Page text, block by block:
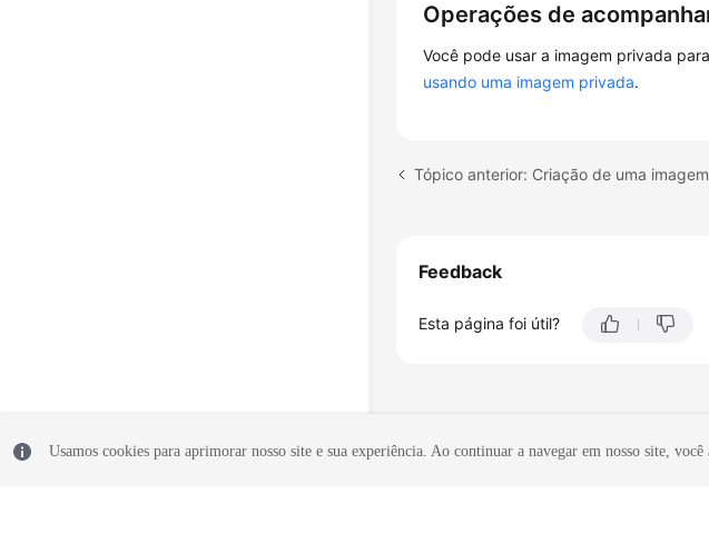
Operações de
Você pode usar a imagem privada
usando uma imagem privada.
Feedback
Esta página foi útil?
Usamos cookies para aprimorar nosso site e sua experiência. Ao continuar a navegar em nosso site,